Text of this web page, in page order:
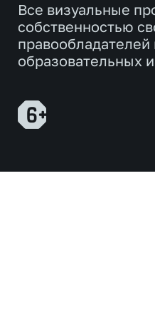
Все визуальные
собственностью
образовательных